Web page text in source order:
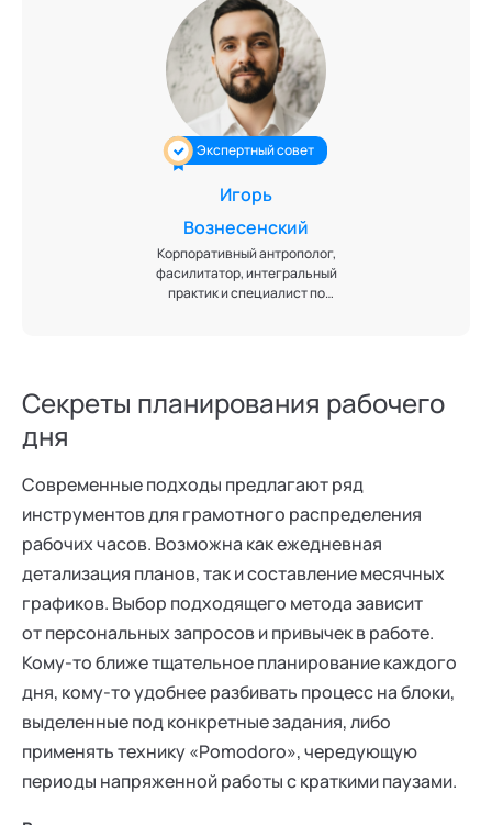
Экспертный совет
Игорь
Вознесенский
Корпоративный антрополог,
фасилитатор, интегральный
практик и специалист по
Секреты планирования рабочего
дня
Современные подходы предлагают ряд
инструментов для грамотного распределения
рабочих часов. Возможна как ежедневная
детализация планов, так и составление месячных
графиков. Выбор подходящего метода зависит
от персональных запросов и привычек в работе.
Кому-то ближе тщательное планирование каждого
дня, кому-то удобнее разбивать процесс на блоки,
выделенные под конкретные задания, либо
применять технику «Pomodoro», чередующую
периоды напряженной работы с краткими паузами.